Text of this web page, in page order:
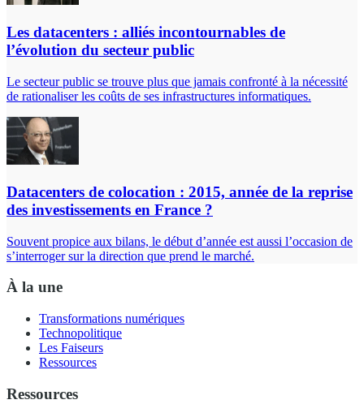
Les datacenters : alliés incontournables de
l’évolution du secteur public
Le secteur public se trouve plus que jamais confronté à la nécessité
de rationaliser les coûts de ses infrastructures informatiques.
Datacenters de colocation : 2015, année de la reprise
des investissements en France ?
Souvent propice aux bilans, le début d’année est aussi l’occasion de
s’interroger sur la direction que prend le marché.
À la une
Transformations numériques
Technopolitique
Les Faiseurs
Ressources
Ressources